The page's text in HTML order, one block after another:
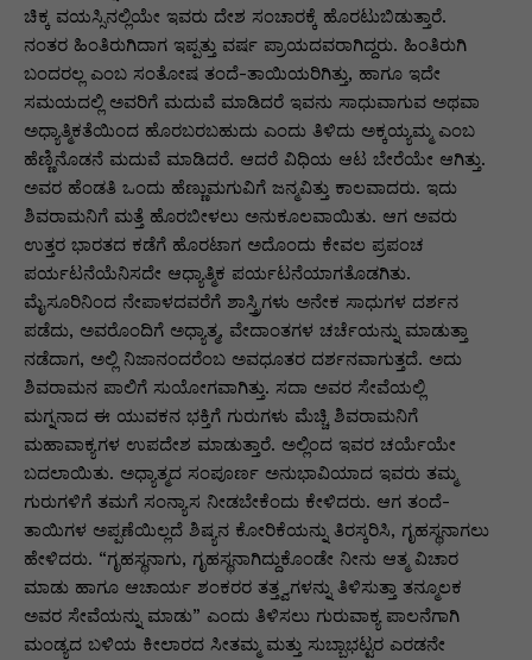
ಚಿಕ್ಕ ವಯಸ್ಸಿನಲ್ಲಿಯೇ ಇವರು ದೇಶ ಸಂಚಾರಕ್ಕೆ ಹೊರಟುಬಿಡುತ್ತಾರೆ.
ನಂತರ ಹಿಂತಿರುಗಿದಾಗ ಇಪ್ಪತ್ತು ವರ್ಷ ಪ್ರಾಯದವರಾಗಿದ್ದರು. ಹಿಂತಿರುಗಿ
ಬಂದರಲ್ಲ ಎಂಬ ಸಂತೋಷ ತಂದೆ-ತಾಯಿಯರಿಗಿತ್ತು, ಹಾಗೂ ಇದೇ
ಸಮಯದಲ್ಲಿ ಅವರಿಗೆ ಮದುವೆ ಮಾಡಿದರೆ ಇವನು ಸಾಧುವಾಗುವ ಅಥವಾ
ಅಧ್ಯಾತ್ಮಿಕತೆಯಿಂದ ಹೊರಬರಬಹುದು ಎಂದು ತಿಳಿದು ಅಕ್ಕಯ್ಯಮ್ಮ ಎಂಬ
ಹೆಣ್ಣಿನೊಡನೆ ಮದುವೆ ಮಾಡಿದರೆ. ಆದರೆ ವಿಧಿಯ ಆಟ ಬೇರೆಯೇ ಆಗಿತ್ತು.
ಅವರ ಹೆಂಡತಿ ಒಂದು ಹೆಣ್ಣುಮಗುವಿಗೆ ಜನ್ಮವಿತ್ತು ಕಾಲವಾದರು. ಇದು
ಶಿವರಾಮನಿಗೆ ಮತ್ತೆ ಹೊರಬೀಳಲು ಅನುಕೂಲವಾಯಿತು. ಆಗ ಅವರು
ಉತ್ತರ ಭಾರತದ ಕಡೆಗೆ ಹೊರಟಾಗ ಅದೊಂದು ಕೇವಲ ಪ್ರಪಂಚ
ಪರ್ಯಟನೆಯೆನಿಸದೇ ಆಧ್ಯಾತ್ಮಿಕ ಪರ್ಯಟನೆಯಾಗತೊಡಗಿತು.
ಮೈಸೂರಿನಿಂದ ನೇಪಾಳದವರೆಗೆ ಶಾಸ್ತ್ರಿಗಳು ಅನೇಕ ಸಾಧುಗಳ ದರ್ಶನ
ಪಡೆದು, ಅವರೊಂದಿಗೆ ಅಧ್ಯಾತ್ಮ, ವೇದಾಂತಗಳ ಚರ್ಚೆಯನ್ನು ಮಾಡುತ್ತಾ
ನಡೆದಾಗ, ಅಲ್ಲಿ ನಿಜಾನಂದರೆಂಬ ಅವಧೂತರ ದರ್ಶನವಾಗುತ್ತದೆ. ಅದು
ಶಿವರಾಮನ ಪಾಲಿಗೆ ಸುಯೋಗವಾಗಿತ್ತು. ಸದಾ ಅವರ ಸೇವೆಯಲ್ಲಿ
ಮಗ್ನನಾದ ಈ ಯುವಕನ ಭಕ್ತಿಗೆ ಗುರುಗಳು ಮೆಚ್ಚಿ ಶಿವರಾಮನಿಗೆ
ಮಹಾವಾಕ್ಯಗಳ ಉಪದೇಶ ಮಾಡುತ್ತಾರೆ. ಅಲ್ಲಿಂದ ಇವರ ಚರ್ಯೆಯೇ
ಬದಲಾಯಿತು. ಅಧ್ಯಾತ್ಮದ ಸಂಪೂರ್ಣ ಅನುಭಾವಿಯಾದ ಇವರು ತಮ್ಮ
ಗುರುಗಳಿಗೆ ತಮಗೆ ಸಂನ್ಯಾಸ ನೀಡಬೇಕೆಂದು ಕೇಳಿದರು. ಆಗ ತಂದೆ-
ತಾಯಿಗಳ ಅಪ್ಪಣೆಯಿಲ್ಲದೆ ಶಿಷ್ಯನ ಕೋರಿಕೆಯನ್ನು ತಿರಸ್ಕರಿಸಿ, ಗೃಹಸ್ಥನಾಗಲು
ಹೇಳಿದರು. “ಗೃಹಸ್ಥನಾಗು, ಗೃಹಸ್ಥನಾಗಿದ್ದುಕೊಂಡೇ ನೀನು ಆತ್ಮ ವಿಚಾರ
ಮಾಡು ಹಾಗೂ ಆಚಾರ್ಯ ಶಂಕರರ ತತ್ತ್ವಗಳನ್ನು ತಿಳಿಸುತ್ತಾ ತನ್ಮೂಲಕ
ಅವರ ಸೇವೆಯನ್ನು ಮಾಡು” ಎಂದು ತಿಳಿಸಲು ಗುರುವಾಕ್ಯ ಪಾಲನೆಗಾಗಿ
ಮಂಡ್ಯದ ಬಳಿಯ ಕೀಲಾರದ ಸೀತಮ್ಮ ಮತ್ತು ಸುಬ್ಬಾಭಟ್ಟರ ಎರಡನೇ